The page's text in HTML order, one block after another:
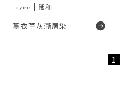
Joyce 延和
薰衣草灰漸層染
1